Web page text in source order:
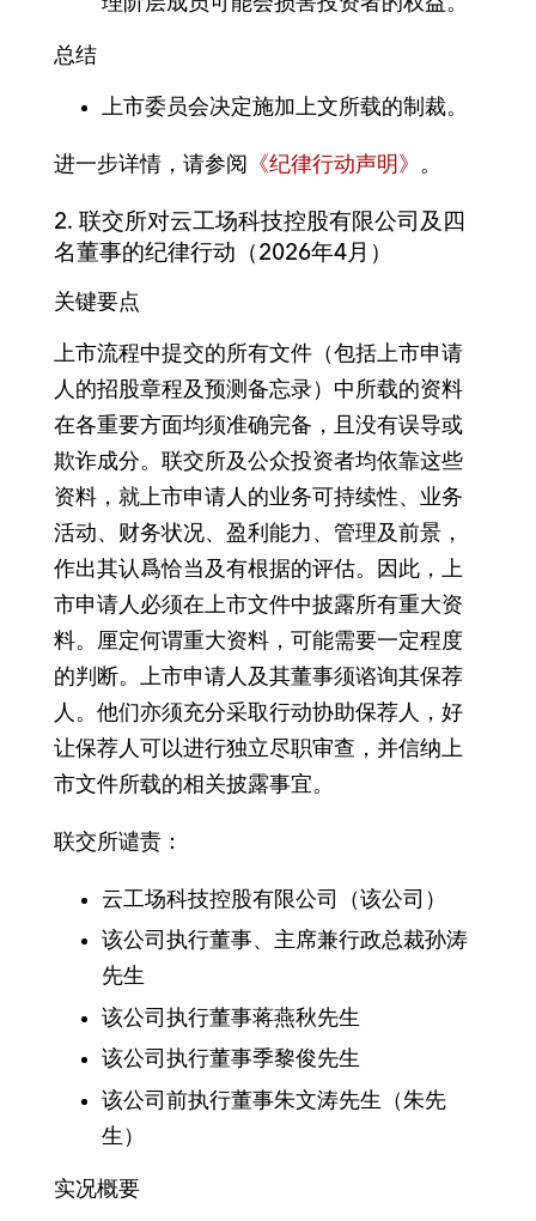
总结
上市委员会决定施加上文所载的制裁。
进一步详情，请参阅 《纪律行动声明》 。
2. 联交所对云工场科技控股有限公司及四
名董事的纪律行动（2026年4月）
关键要点
上市流程中提交的所有文件（包括上市申请
人的招股章程及预测备忘录）中所载的资料
在各重要方面均须准确完备，且没有误导或
欺诈成分。联交所及公众投资者均依靠这些
资料，就上市申请人的业务可持续性、业务
活动、财务状况、盈利能力、管理及前景，
作出其认爲恰当及有根据的评估。因此，上
市申请人必须在上市文件中披露所有重大资
料。厘定何谓重大资料，可能需要一定程度
的判断。上市申请人及其董事须谘询其保荐
人。他们亦须充分采取行动协助保荐人，好
让保荐人可以进行独立尽职审查，并信纳上
市文件所载的相关披露事宜。
联交所谴责：
云工场科技控股有限公司（该公司）
该公司执行董事、主席兼行政总裁孙涛
先生
该公司执行董事蒋燕秋先生
该公司执行董事季黎俊先生
该公司前执行董事朱文涛先生（朱先
生）
实况概要